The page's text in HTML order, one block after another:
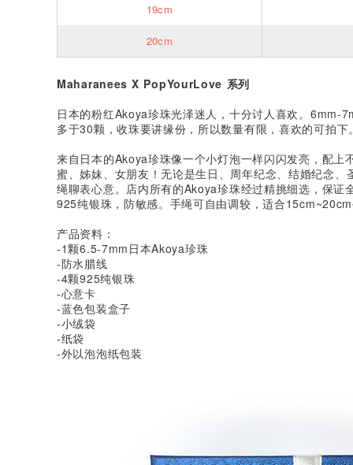
19cm
20cm
Maharanees X PopYourLove 系列
日本的粉红Akoya珍珠光泽迷人，十分讨人喜欢。6mm-
多于30颗，收珠要讲缘份，所以数量有限，喜欢的可拍下
来自日本的Akoya珍珠像一个小灯泡一样闪闪发亮，配上
蜜、姊妹、女朋友！无论是生日、周年纪念、结婚纪念
绳聊表心意。店内所有的Akoya珍珠经过精挑细选，保证
925纯银珠，防敏感。手绳可自由调较，适合
产品资料：
-1颗6.5-7mm日本Akoya珍珠
-防水腊线
-4颗925纯银珠
-心意卡
-蓝色包装盒子
-小绒袋
-纸袋
-外以泡泡纸包装